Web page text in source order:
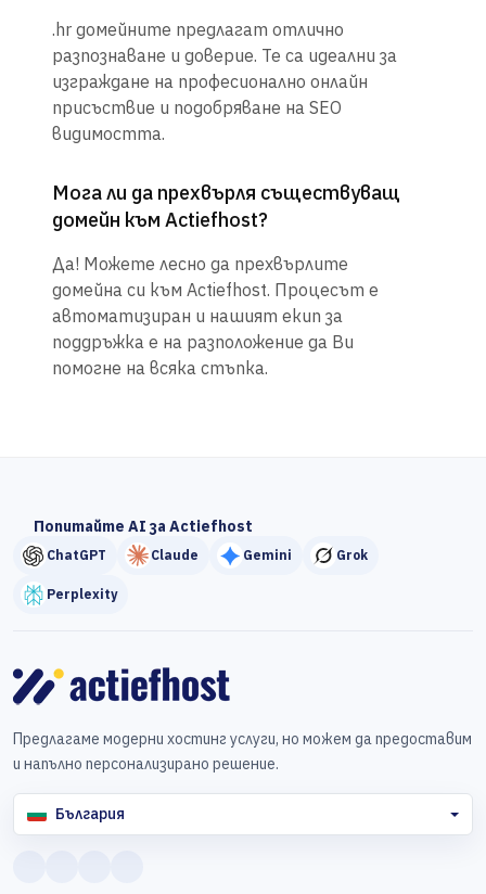
.hr домейните предлагат отлично
разпознаване и доверие. Те са идеални за
изграждане на професионално онлайн
присъствие и подобряване на SEO
видимостта.
Мога ли да прехвърля съществуващ
домейн към Actiefhost?
Да! Можете лесно да прехвърлите
домейна си към Actiefhost. Процесът е
автоматизиран и нашият екип за
поддръжка е на разположение да Ви
помогне на всяка стъпка.
Попитайте AI за Actiefhost
ChatGPT Claude Gemini Grok
Perplexity
Предлагаме модерни хостинг услуги, но можем да предоставим
и напълно персонализирано решение.
България